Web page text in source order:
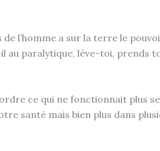
de l’homme a sur la terre le
au paralytique, lève-toi, prends
ce qui ne fonctionnait plus
santé mais bien plus dans